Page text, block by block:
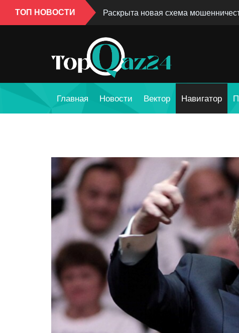
ТОП НОВОСТИ Раскрыта новая схема
Главная Новости Вектор Навигатор